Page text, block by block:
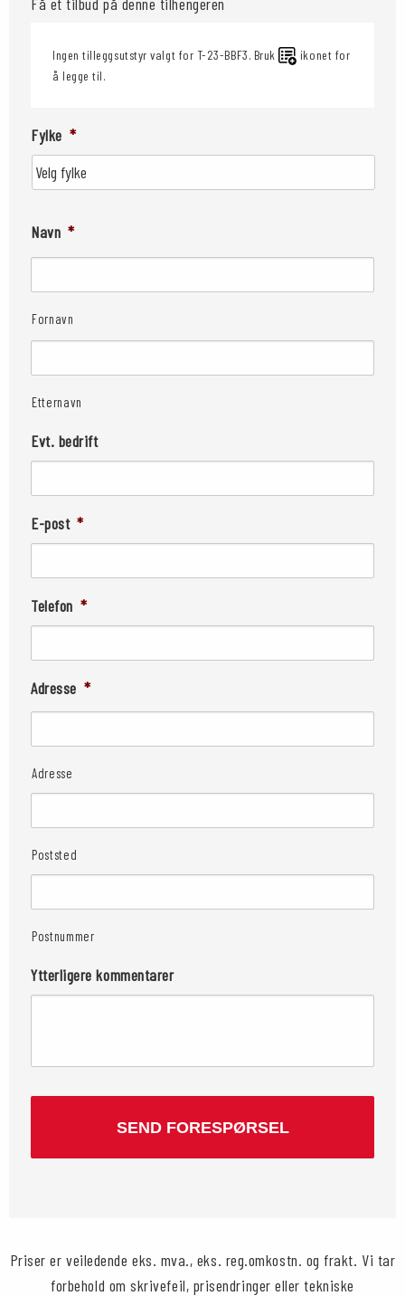
Ingen tilleggsutstyr valgt for T-23-BBF3. Bruk
ikonet for
å legge til.
Fylke *
Navn *
Fornavn
Etternavn
Evt. bedrift
E-post *
Telefon *
Adresse *
Adresse
Poststed
Postnummer
Ytterligere kommentarer
CAPTCHA
Priser er veiledende eks. mva., eks. reg.omkostn. og frakt. Vi tar
forbehold om skrivefeil, prisendringer eller tekniske